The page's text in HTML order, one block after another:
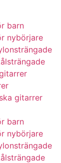
barn
nybörjare
gitarrer
barn
nybörjare